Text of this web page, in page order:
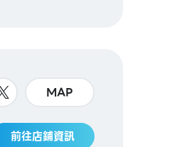
MAP
前往店鋪資訊